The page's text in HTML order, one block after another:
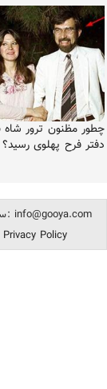
چطور مظنون ترور شاه
دفتر فرح پهلوی رسید؟
Copyright© 1998 - 2026 Gooya.com - سردبیر خبرنامه: info@gooya.com
Policy